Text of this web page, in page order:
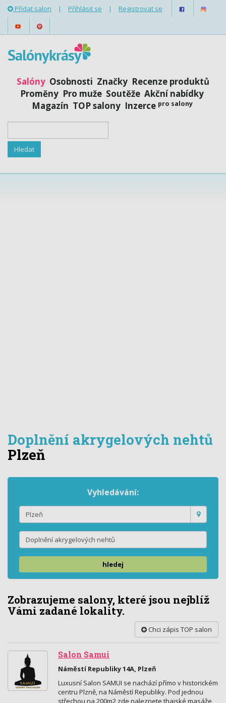
Přidat salon | Přihlásit se | Registrovat se
Salóny Osobnosti Značky Recenze produktů
Proměny Pro muže Soutěže Akční nabídky
Magazín TOP salony Inzerce pro salony
Doplnění akrygelových nehtů
Plzeň
Vyhledávání:
hledej
Zobrazujeme salony, které jsou nejblíž
Vámi zadané lokality.
Chci zápis TOP salon
Salon Samui
Náměstí Republiky 14A, Plzeň
Luxusní Salon SAMUI se nachází přímo v historickém
centru Plzně, na Náměstí Republiky. Pod jednou
střechou na 200m2 zde naleznete thajské masáže,